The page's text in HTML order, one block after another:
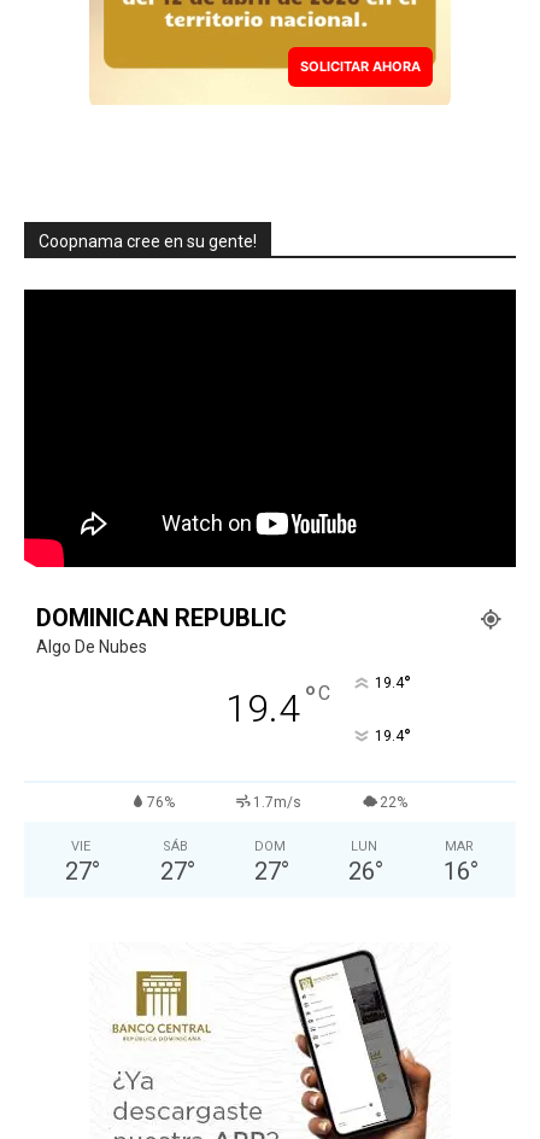
SOLICITAR AHORA
Coopnama cree en su gente!
DOMINICAN REPUBLIC
Algo De Nubes
19.4°C 19.4°
19.4°
76% 1.7m/s 22%
VIE
27°
SÁB
27°
DOM
27°
LUN
26°
MAR
16°